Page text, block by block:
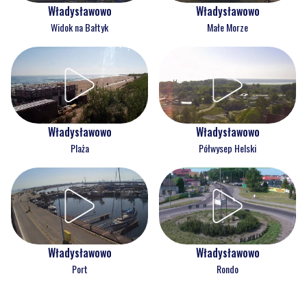
Władysławowo
Widok na Bałtyk
Władysławowo
Małe Morze
Władysławowo
Plaża
Władysławowo
Półwysep Helski
Władysławowo
Port
Władysławowo
Rondo